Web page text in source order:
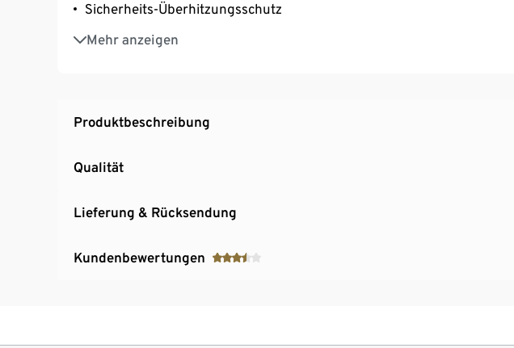
Sicherheits-Überhitzungsschutz
Mehr anzeigen
Kippschutzschalter
Mit Rollen und Griffmulde
Produktbeschreibung
Qualität
Lieferung & Rücksendung
Kundenbewertungen